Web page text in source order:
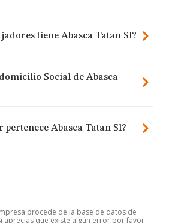
tiene Abasca Tatan Sl?
Social de Abasca
pertenece Abasca Tatan Sl?
procede de la base de datos de
Si aprecias que existe algún error por favor